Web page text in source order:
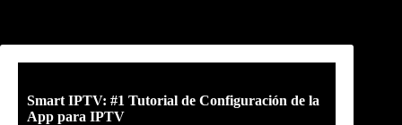
Smart IPTV: #1 Tutorial de Configuración de la
App para IPTV